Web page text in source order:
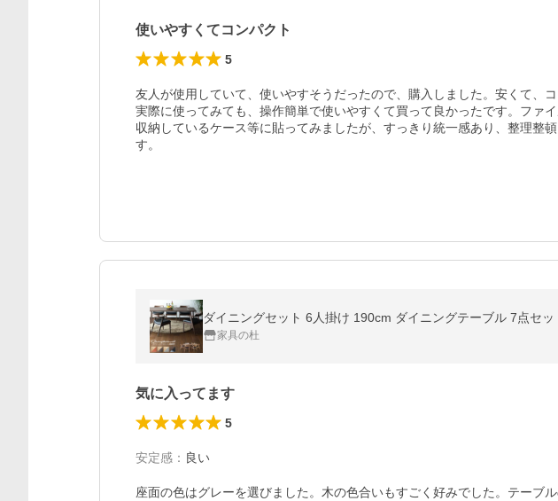
使いやすくてコンパクト
5
友人が使用していて、使いやすそうだったので、購入しました。安くて、
実際に使ってみても、操作簡単で使いやすくて買って良かったです。ファ
収納しているケース等に貼ってみましたが、すっきり統一感あり、整理整
す。
ダイニングセット 6人掛け 190cm ダイニングテーブル 7点セ
家具の杜
気に入ってます
5
安定感 ： 良い
座面の色はグレーを選びました。木の色合いもすごく好みでした。テーブ